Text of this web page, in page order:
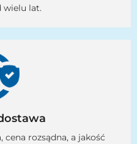
wielu lat.
rozsądna, a jakość